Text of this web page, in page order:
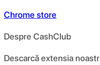
Chrome store
Despre CashClub
Descarcă extensia